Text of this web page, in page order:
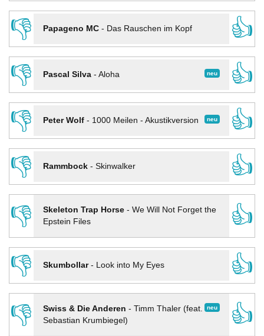
👎
Papageno MC- Das Rauschen im Kopf
👍
👎
neu
Pascal Silva- Aloha
👍
👎
neu
Peter Wolf- 1000 Meilen - Akustikversion
👍
👎
Rammbock- Skinwalker
👍
👎
Skeleton Trap Horse- We Will Not Forget the
Epstein Files
👍
👎
Skumbollar- Look into My Eyes
👍
👎
neu
Swiss & Die Anderen - Timm Thaler (feat.
Sebastian Krumbiegel)
👍